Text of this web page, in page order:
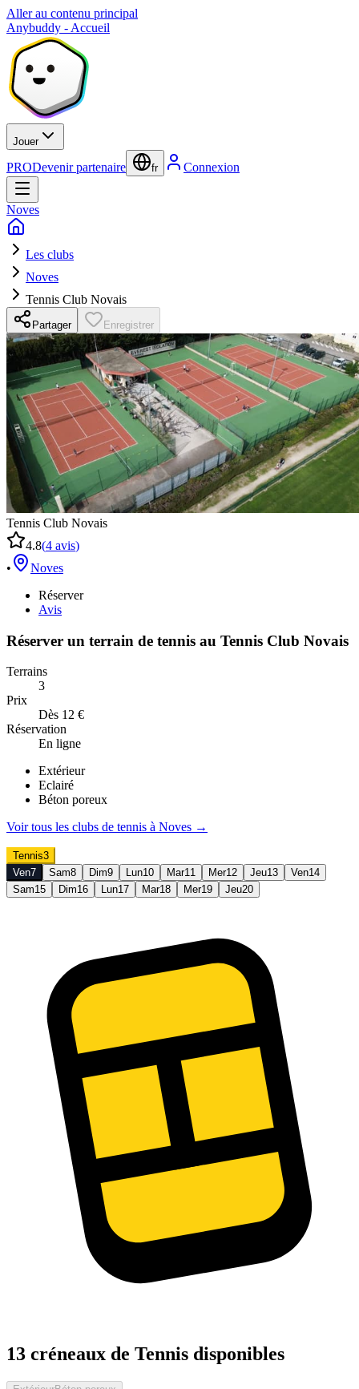
Aller au contenu principal
Anybuddy - Accueil
Jouer
PRODevenir partenaire fr Connexion
Noves
Les clubs
Noves
Tennis Club Novais
Partager Enregistrer
Tennis Club Novais
4.8(4 avis)
•
Noves
Réserver
Avis
Réserver un terrain de tennis au Tennis Club Novais
Terrains
3
Prix
Dès 12 €
Réservation
En ligne
Extérieur
Eclairé
Béton poreux
Voir tous les clubs de tennis à Noves →
Tennis3
Ven7 Sam8 Dim9 Lun10 Mar11 Mer12 Jeu13 Ven14
Sam15 Dim16 Lun17 Mar18 Mer19 Jeu20
13 créneaux de Tennis disponibles